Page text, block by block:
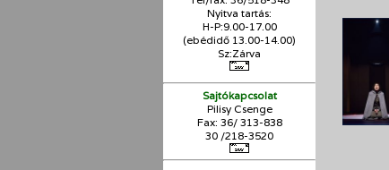
Nyitva tartás:
H-P:9.00-17.00
(ebédidő 13.00-14.00)
Sz:Zárva
Sajtókapcsolat
Pilisy Csenge
Fax: 36/ 313-838
30 /218-3520